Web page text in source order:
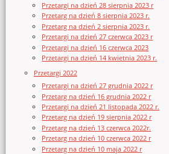
Przetargi na dzień 28 sierpnia 2023 r
Przetarg na dzień 8 sierpnia 2023 r.
Przetarg na dzień 2 sierpnia 2023 r.
Przetargi na dzień 27 czerwca 2023 r
Przetargi na dzień 16 czerwca 2023
Przetargi na dzień 14 kwietnia 2023 r.
Przetargi 2022
Przetargi na dzień 27 grudnia 2022 r
Przetarg na dzień 16 grudnia 2022 r
Przetargi na dzień 21 listopada 2022 r.
Przetarg na dzień 19 sierpnia 2022 r
Przetarg na dzień 13 czerwca 2022r.
Przetarg na dzień 10 czerwca 2022 r
Przetarg na dzień 10 maja 2022 r